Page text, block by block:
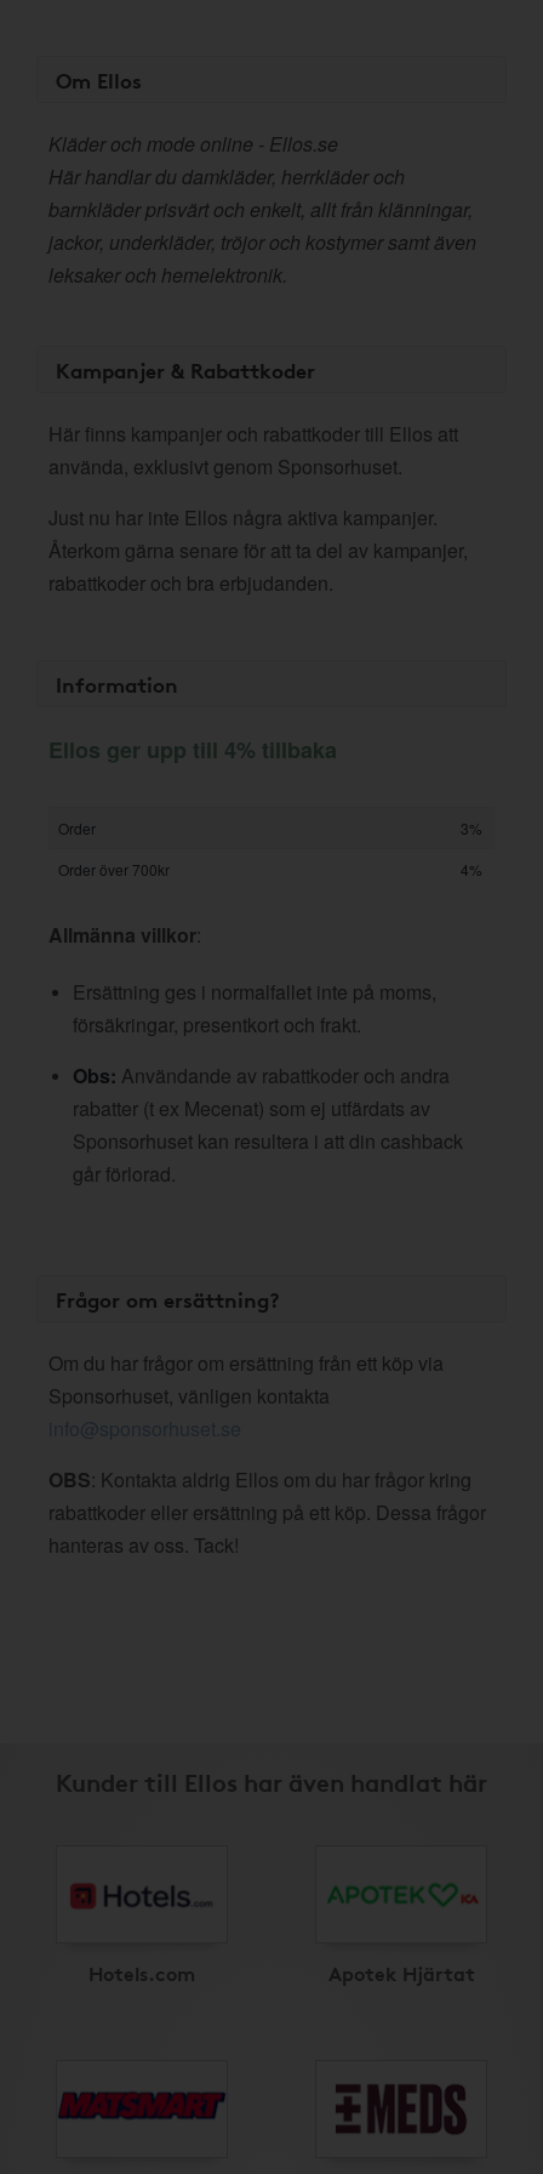
Om Ellos
Kläder och mode online - Ellos.se
Här handlar du damkläder, herrkläder och
barnkläder prisvärt och enkelt, allt från klänningar,
jackor, underkläder, tröjor och kostymer samt även
leksaker och hemelektronik.
Kampanjer & Rabattkoder
Här finns kampanjer och rabattkoder till Ellos att
använda, exklusivt genom Sponsorhuset.
Just nu har inte Ellos några aktiva kampanjer.
Återkom gärna senare för att ta del av kampanjer,
rabattkoder och bra erbjudanden.
Information
Ellos ger upp till 4% tillbaka
Order
3%
Order över 700kr
4%
Allmänna villkor:
Ersättning ges i normalfallet inte på moms,
försäkringar, presentkort och frakt.
Obs: Användande av rabattkoder och andra
rabatter (t ex Mecenat) som ej utfärdats av
Sponsorhuset kan resultera i att din cashback
går förlorad.
Frågor om ersättning?
Om du har frågor om ersättning från ett köp via
Sponsorhuset, vänligen kontakta
info@sponsorhuset.se
OBS: Kontakta aldrig Ellos om du har frågor kring
rabattkoder eller ersättning på ett köp. Dessa frågor
hanteras av oss. Tack!
Kunder till Ellos har även handlat här
Hotels.com Apotek Hjärtat